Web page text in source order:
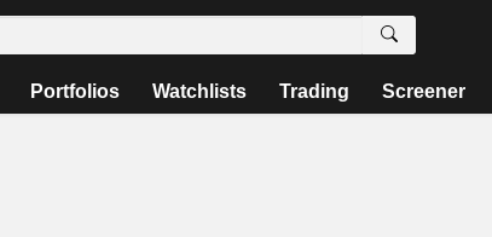
Portfolios Watchlists Trading Screener